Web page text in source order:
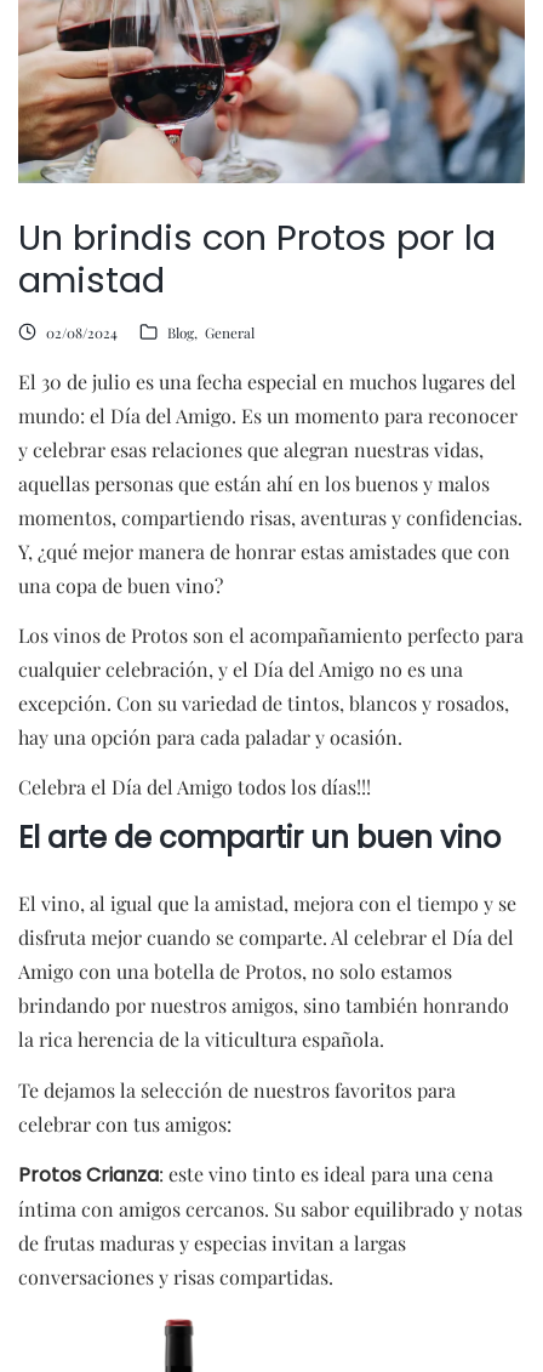
Un brindis con Protos por la
amistad
02/08/2024 Blog General
El 30 de julio es una fecha especial en muchos lugares del
mundo: el Día del Amigo. Es un momento para reconocer
y celebrar esas relaciones que alegran nuestras vidas,
aquellas personas que están ahí en los buenos y malos
momentos, compartiendo risas, aventuras y confidencias.
Y, ¿qué mejor manera de honrar estas amistades que con
una copa de buen vino?
Los vinos de Protos son el acompañamiento perfecto para
cualquier celebración, y el Día del Amigo no es una
excepción. Con su variedad de tintos, blancos y rosados,
hay una opción para cada paladar y ocasión.
Celebra el Día del Amigo todos los días!!!
El arte de compartir un buen vino
El vino, al igual que la amistad, mejora con el tiempo y se
disfruta mejor cuando se comparte. Al celebrar el Día del
Amigo con una botella de Protos, no solo estamos
brindando por nuestros amigos, sino también honrando
la rica herencia de la viticultura española.
Te dejamos la selección de nuestros favoritos para
celebrar con tus amigos:
Protos Crianza: este vino tinto es ideal para una cena
íntima con amigos cercanos. Su sabor equilibrado y notas
de frutas maduras y especias invitan a largas
conversaciones y risas compartidas.